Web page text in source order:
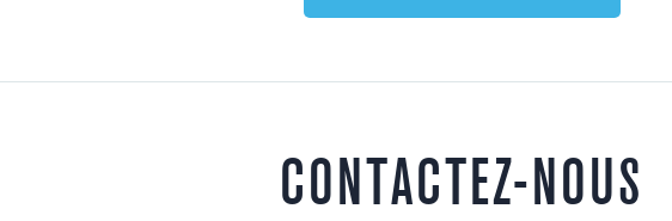
CONTACTEZ-NOUS